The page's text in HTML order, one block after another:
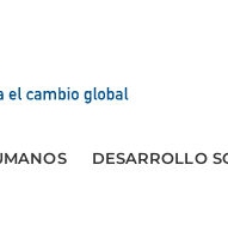
DESARROLLO